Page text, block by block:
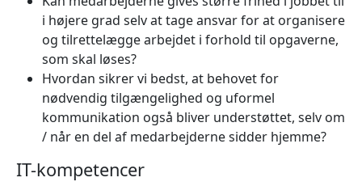
i højere grad selv at tage ansvar for at organisere
og tilrettelægge arbejdet i forhold til opgaverne,
som skal løses?
Hvordan sikrer vi bedst, at behovet for
nødvendig tilgængelighed og uformel
kommunikation også bliver understøttet, selv om
/ når en del af medarbejderne sidder hjemme?
IT-kompetencer